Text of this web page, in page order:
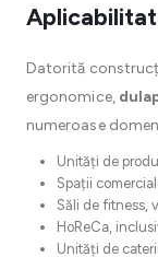
Datorită
ergonomice,
numeroase
Unități de
Spații
Săli de fitness,
HoReCa,
Unități de